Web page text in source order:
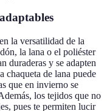
la versatilidad de la
la lana o el poliéster
duraderas y se adapten
chaqueta de lana puede
que en invierno se
los tejidos que no
pues te permiten lucir